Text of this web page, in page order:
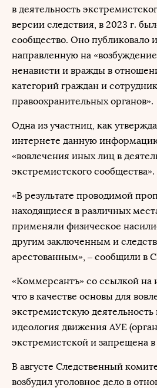
в деятельность
версии следствия, в 2023 г.
сообщество. Оно публиковало
направленную на
ненависти и вражды в
категорий граждан и
правоохранительных органов».
Одна из участниц, как
интернете данную
«вовлечения иных лиц в
экстремистского сообщества».
«В результате проводимой
находящиеся в различных
применяли физическое
другим заключенным и
арестованным», – сообщили в
«Коммерсантъ» со ссылкой на
что в качестве основы для
экстремистскую деятельность
идеология движения АУЕ
экстремистской и запрещена
В августе Следственный
возбудил уголовное дело в